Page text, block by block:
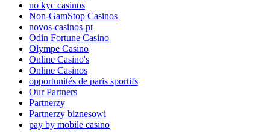
no kyc casinos
Non-GamStop Casinos
novos-casinos-pt
Odin Fortune Casino
Olympe Casino
Online Casino's
Online Casinos
opportunités de paris sportifs
Our Partners
Partnerzy
Partnerzy biznesowi
pay by mobile casino